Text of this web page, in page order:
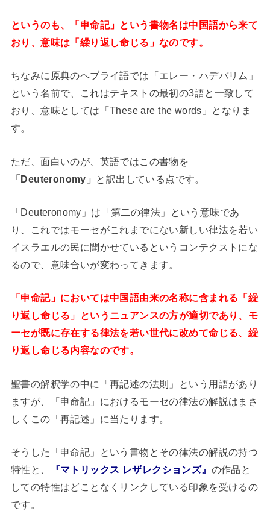
というのも、「申命記」という書物名は中国語から来て
おり、意味は「繰り返し命じる」なのです。
ちなみに原典のヘブライ語では「エレー・ハデバリム」
という名前で、これはテキストの最初の3語と一致して
おり、意味としては「These are the words」となりま
す。
ただ、面白いのが、英語ではこの書物を
「Deuteronomy」
と訳出している点です。
「Deuteronomy」は「第二の律法」という意味であ
り、これではモーセがこれまでにない新しい律法を若い
イスラエルの民に聞かせているというコンテクストにな
るので、意味合いが変わってきます。
「申命記」においては中国語由来の名称に含まれる「繰
り返し命じる」というニュアンスの方が適切であり、モ
ーセが既に存在する律法を若い世代に改めて命じる、繰
り返し命じる内容なのです。
聖書の解釈学の中に「再記述の法則」という用語があり
ますが、「申命記」におけるモーセの律法の解説はまさ
しくこの「再記述」に当たります。
そうした「申命記」という書物とその律法の解説の持つ
特性と、
『マトリックス レザレクションズ』 の作品と
しての特性はどことなくリンクしている印象を受けるの
です。